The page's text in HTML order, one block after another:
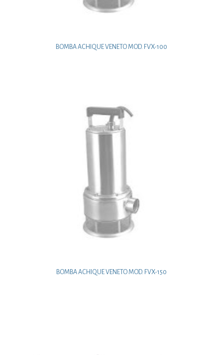
BOMBA ACHIQUE VENETO MOD. FVX-100
BOMBA ACHIQUE VENETO MOD. FVX-150